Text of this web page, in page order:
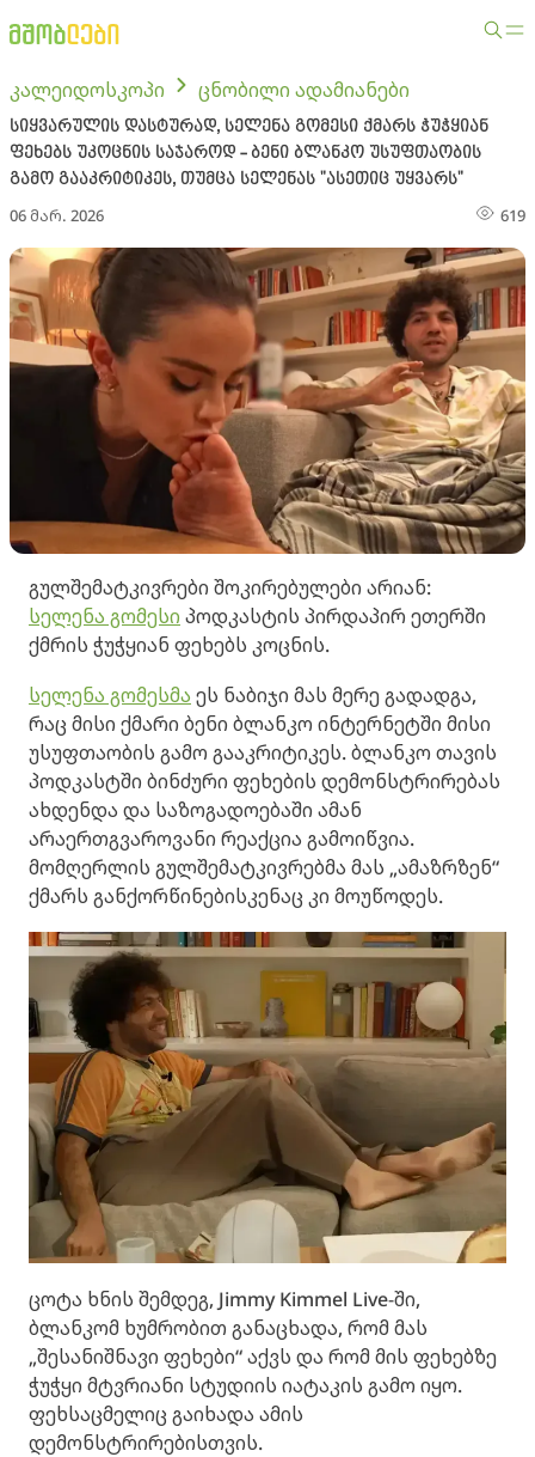
კალეიდოსკოპი ცნობილი ადამიანები
სიყვარულის დასტურად, სელენა გომესი ქმარს ჭუჭყიან
ფეხებს უკოცნის საჯაროდ - ბენი ბლანკო უსუფთაობის
გამო გააკრიტიკეს, თუმცა სელენას "ასეთიც უყვარს"
06 მარ. 2026 619
გულშემატკივრები შოკირებულები არიან:
სელენა გომესი პოდკასტის პირდაპირ ეთერში
ქმრის ჭუჭყიან ფეხებს კოცნის.
სელენა გომესმა ეს ნაბიჯი მას მერე გადადგა,
რაც მისი ქმარი ბენი ბლანკო ინტერნეტში მისი
უსუფთაობის გამო გააკრიტიკეს. ბლანკო თავის
პოდკასტში ბინძური ფეხების დემონსტრირებას
ახდენდა და საზოგადოებაში ამან
არაერთგვაროვანი რეაქცია გამოიწვია.
მომღერლის გულშემატკივრებმა მას „ამაზრზენ“
ქმარს განქორწინებისკენაც კი მოუწოდეს.
ცოტა ხნის შემდეგ, Jimmy Kimmel Live-ში,
ბლანკომ ხუმრობით განაცხადა, რომ მას
„შესანიშნავი ფეხები“ აქვს და რომ მის ფეხებზე
ჭუჭყი მტვრიანი სტუდიის იატაკის გამო იყო.
ფეხსაცმელიც გაიხადა ამის
დემონსტრირებისთვის.